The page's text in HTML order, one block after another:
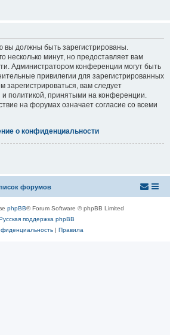
должны быть зарегистрированы.
несколько минут, но предоставляет вам
Администратором конференции могут быть
привилегии для зарегистрированных
зарегистрироваться, вам следует
политикой, принятыми на конференции.
на форумах означает согласие со всеми
о конфиденциальности
форумов
phpBB® Forum Software © phpBB Limited
поддержка phpBB
| Правила